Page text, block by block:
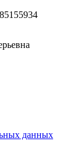
данных